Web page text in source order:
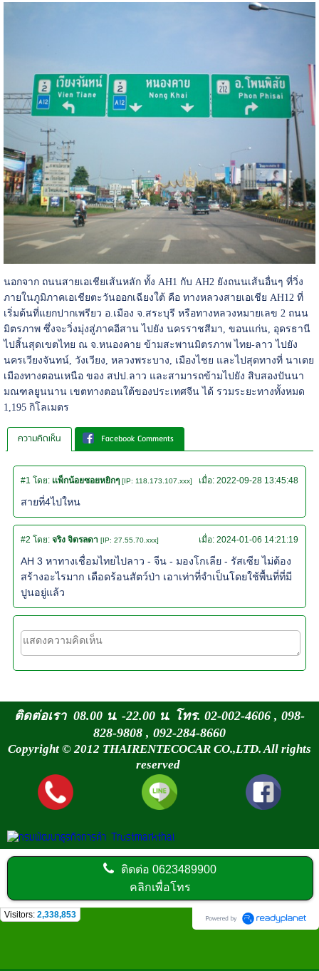
นอกจาก ถนนสายเอเชียเส้นหลัก ทั้ง AH1 กับ AH2 ยังถนนเส้นอื่นๆ ที่วิ่ง
ภายในภูมิภาคเอเชียตะวันออกเฉียงใต้ คือ ทางหลวงสายเอเชีย AH12 ที่
เริ่มต้นที่แยกปากเพรียว อ.เมือง จ.สระบุรี หรือทางหลวงหมายเลข 2 ถนน
มิตรภาพ ซึ่งจะวิ่งมุ่งสู่ภาคอีสาน ไปยัง นครราชสีมา, ขอนแก่น, อุดรธานี
ไปสิ้นสุดเขตไทย ณ จ.หนองคาย ข้ามสะพานมิตรภาพ ไทย-ลาว ไปยัง
นครเวียงจันทน์, วังเวียง, หลวงพระบาง, เมืองไชย และไปสุดทางที่ นาเตย
เมืองทางตอนเหนือ ของ สปป.ลาว และสามารถข้ามไปยัง สิบสองปันนา
มณฑลยูนนาน เขตทางตอนใต้ของประเทศจีน ได้ รวมระยะทางทั้งหมด
1,195 กิโลเมตร
ความคิดเห็น Facebook Comments
#1 โดย: เเพ็กน้อยซอยหยิกๆ [IP: 118.173.107.xxx] เมื่อ:2022-09-28 13:45:48
สายที่4ไปใหน
#2 โดย: จริง จิตรลดา [IP: 27.55.70.xxx] เมื่อ:2024-01-06 14:21:19
AH 3 หาทางเชื่อมไทยไปลาว - จีน - มองโกเลีย - รัสเซีย ไม่ต้อง
สร้างอะไรมาก เดือดร้อนสัตว์ป่า เอาเท่าที่จำเป็นโดยใช้พื้นที่ที่มี
ปูนอยู่แล้ว
ติดต่อเรา 08.00 น. -22.00 น. โทร. 02-002-4606 , 098-
828-9808 , 092-284-8660
Copyright © 2012 THAIRENTECOCAR CO.,LTD. All rights
reserved
ติดต่อ0623489900
คลิกเพื่อโทร
Visitors: 2,338,853